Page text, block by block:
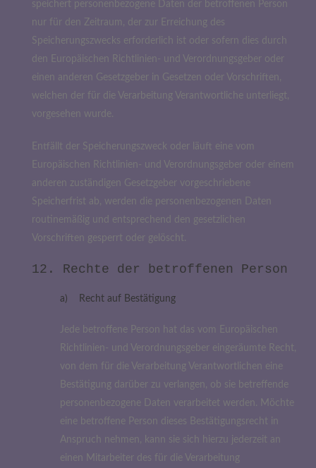
speichert personenbezogene Daten der betroffenen Person
nur für den Zeitraum, der zur Erreichung des
Speicherungszwecks erforderlich ist oder sofern dies durch
den Europäischen Richtlinien- und Verordnungsgeber oder
einen anderen Gesetzgeber in Gesetzen oder Vorschriften,
welchen der für die Verarbeitung Verantwortliche unterliegt,
vorgesehen wurde.
Entfällt der Speicherungszweck oder läuft eine vom
Europäischen Richtlinien- und Verordnungsgeber oder einem
anderen zuständigen Gesetzgeber vorgeschriebene
Speicherfrist ab, werden die personenbezogenen Daten
routinemäßig und entsprechend den gesetzlichen
Vorschriften gesperrt oder gelöscht.
12. Rechte der betroffenen Person
a) Recht auf Bestätigung
Jede betroffene Person hat das vom Europäischen
Richtlinien- und Verordnungsgeber eingeräumte Recht,
von dem für die Verarbeitung Verantwortlichen eine
Bestätigung darüber zu verlangen, ob sie betreffende
personenbezogene Daten verarbeitet werden. Möchte
eine betroffene Person dieses Bestätigungsrecht in
Anspruch nehmen, kann sie sich hierzu jederzeit an
einen Mitarbeiter des für die Verarbeitung